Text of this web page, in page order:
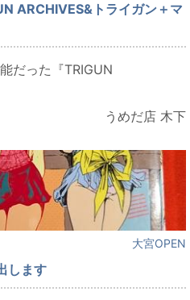
ARCHIVES&トライガン＋マ
だった『TRIGUN
うめだ店 木下
大宮OPEN
ます